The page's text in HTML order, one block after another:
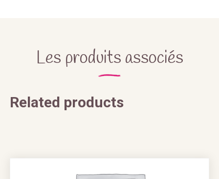
Les produits associés
Related products